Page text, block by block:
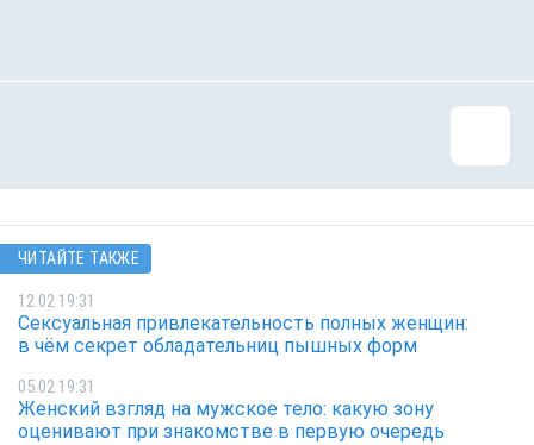
ЧИТАЙТЕ ТАКЖЕ
12.02 19:31
Сексуальная привлекательность полных женщин:
в чём секрет обладательниц пышных форм
05.02 19:31
Женский взгляд на мужское тело: какую зону
оценивают при знакомстве в первую очередь